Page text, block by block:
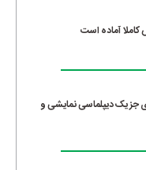
کاملا آماده است
یک دیپلماسی نمایشی و